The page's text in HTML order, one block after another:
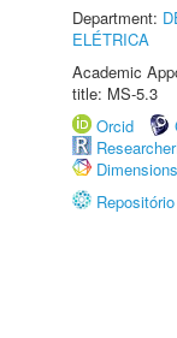
Department:
ELÉTRICA
Academic
title: MS-5.3
Orcid
Dimensions